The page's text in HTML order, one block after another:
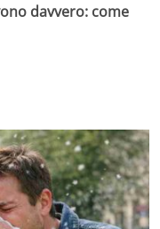
davvero: come